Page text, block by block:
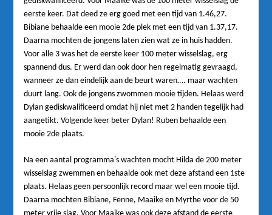
eerste keer. Dat deed ze erg goed met een tijd van 1.46,27.
Bibiane behaalde een mooie 2de plek met een tijd van 1.37,17.
Daarna mochten de jongens laten zien wat ze in huis hadden.
Voor alle 3 was het de eerste keer 100 meter wisselslag, erg
spannend dus. Er werd dan ook door hen regelmatig gevraagd,
wanneer ze dan eindelijk aan de beurt waren…. maar wachten
duurt lang. Ook de jongens zwommen mooie tijden. Helaas werd
Dylan gediskwalificeerd omdat hij niet met 2 handen tegelijk had
aangetikt. Volgende keer beter Dylan! Ruben behaalde een
mooie 2de plaats.
Na een aantal programma’s wachten mocht Hilda de 200 meter
wisselslag zwemmen en behaalde ook met deze afstand een 1ste
plaats. Helaas geen persoonlijk record maar wel een mooie tijd.
Daarna mochten Bibiane, Fenne, Maaike en Myrthe voor de 50